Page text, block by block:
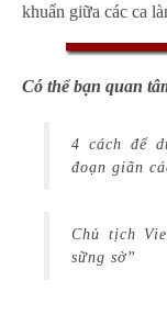
khuẩn giữa các ca
Có thể bạn quan
4 cách để
đoạn giãn
Chủ tịch
sững sờ”